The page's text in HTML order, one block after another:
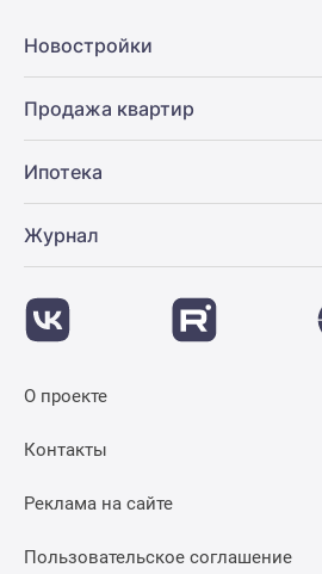
Новостройки
Продажа квартир
Ипотека
Журнал
О проекте
Контакты
Реклама на сайте
Пользовательское соглашение